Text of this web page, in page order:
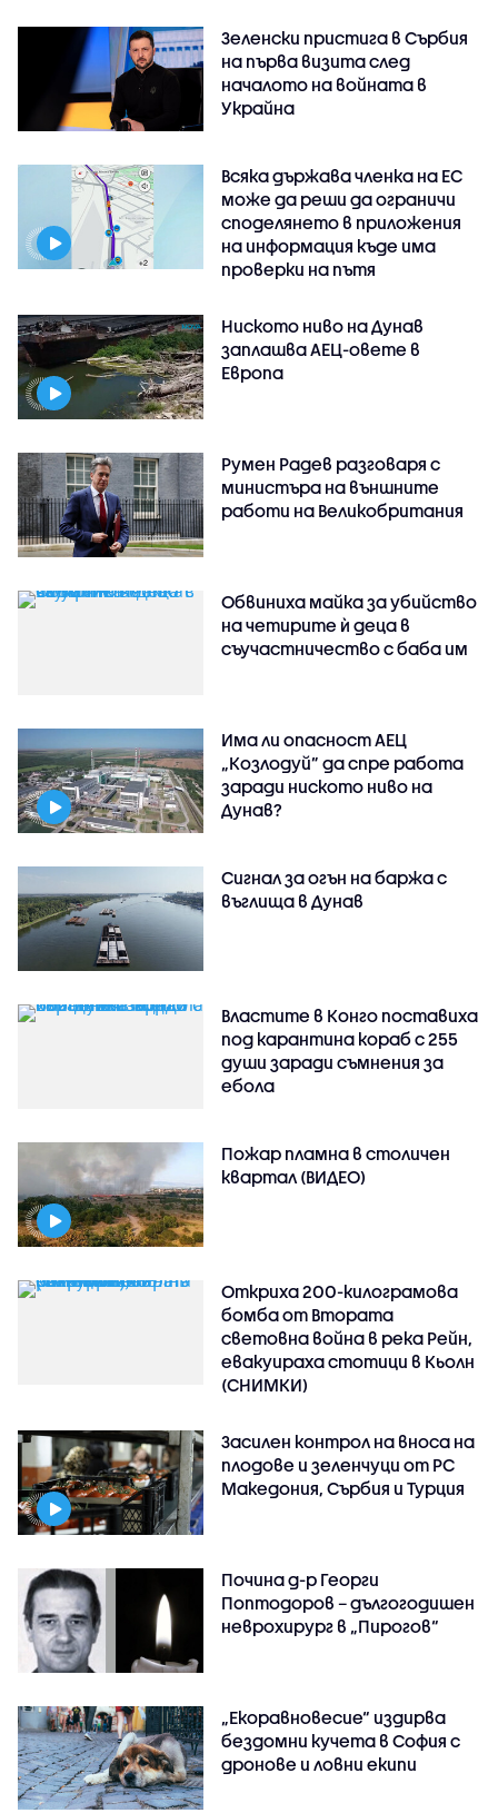
Зеленски пристига в Сърбия
на първа визита след
началото на войната в
Украйна
Всяка държава членка на ЕС
може да реши да ограничи
споделянето в приложения
на информация къде има
проверки на пътя
Ниското ниво на Дунав
заплашва АЕЦ-овете в
Европа
Румен Радев разговаря с
министъра на външните
работи на Великобритания
Обвиниха майка за убийство
на четирите ѝ деца в
съучастничество с баба им
Има ли опасност АЕЦ
„Козлодуй” да спре работа
заради ниското ниво на
Дунав?
Сигнал за огън на баржа с
въглища в Дунав
Властите в Конго поставиха
под карантина кораб с 255
души заради съмнения за
ебола
Пожар пламна в столичен
квартал (ВИДЕО)
Откриха 200-килограмова
бомба от Втората
световна война в река Рейн,
евакуираха стотици в Кьолн
(СНИМКИ)
Засилен контрол на вноса на
плодове и зеленчуци от РС
Македония, Сърбия и Турция
Почина д-р Георги
Поптодоров – дългогодишен
неврохирург в „Пирогов“
„Екоравновесие“ издирва
бездомни кучета в София с
дронове и ловни екипи